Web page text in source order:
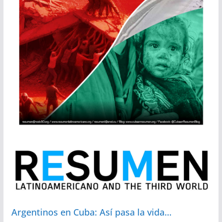
Argentinos en Cuba: Así pasa la vida…